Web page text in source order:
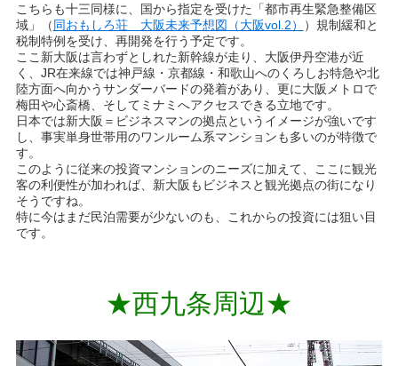
こちらも十三同様に、国から指定を受けた「都市再生緊急整備区
域」（同おもしろ荘 大阪未来予想図（大阪vol.2）
）規制緩和と
税制特例を受け、再開発を行う予定です。
ここ新大阪は言わずとしれた新幹線が走り、大阪伊丹空港が近
く、JR在来線では神戸線・京都線・和歌山へのくろしお特急や北
陸方面へ向かうサンダーバードの発着があり、更に大阪メトロで
梅田や心斎橋、そしてミナミへアクセスできる立地です。
日本では新大阪＝ビジネスマンの拠点というイメージが強いです
し、事実単身世帯用のワンルーム系マンションも多いのが特徴で
す。
このように従来の投資マンションのニーズに加えて、ここに観光
客の利便性が加われば、新大阪もビジネスと観光拠点の街になり
そうですね。
特に今はまだ民泊需要が少ないのも、これからの投資には狙い目
です。
★西九条周辺★